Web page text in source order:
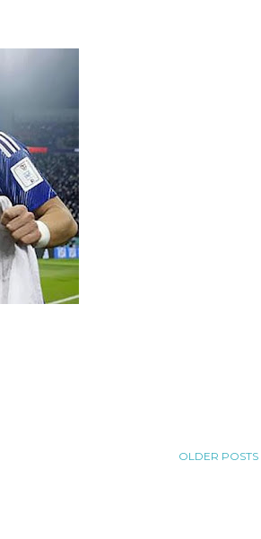
OLDER POSTS